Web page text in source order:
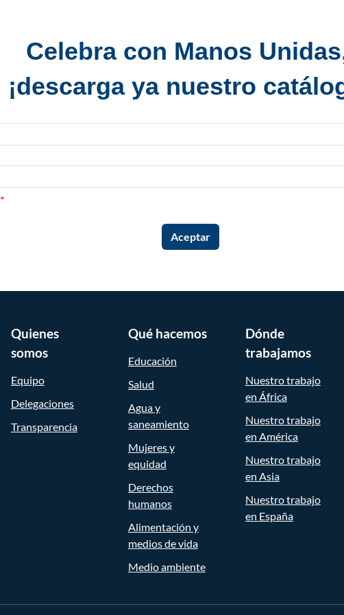
Celebra con Manos
¡descarga ya nuestro
*
Quienes
somos
Equipo
Delegaciones
Transparencia
Qué hacemos
Educación
Salud
Agua y
saneamiento
Mujeres y
equidad
Derechos
humanos
Alimentación y
medios de vida
Medio ambiente
Dónde
trabajamos
Nuestro trabajo
en África
Nuestro trabajo
en América
Nuestro trabajo
en Asia
Nuestro trabajo
en España